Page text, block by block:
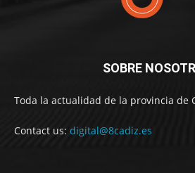
SOBRE
Toda la actualidad de la provincia de
Contact us: digital@8cadiz.es